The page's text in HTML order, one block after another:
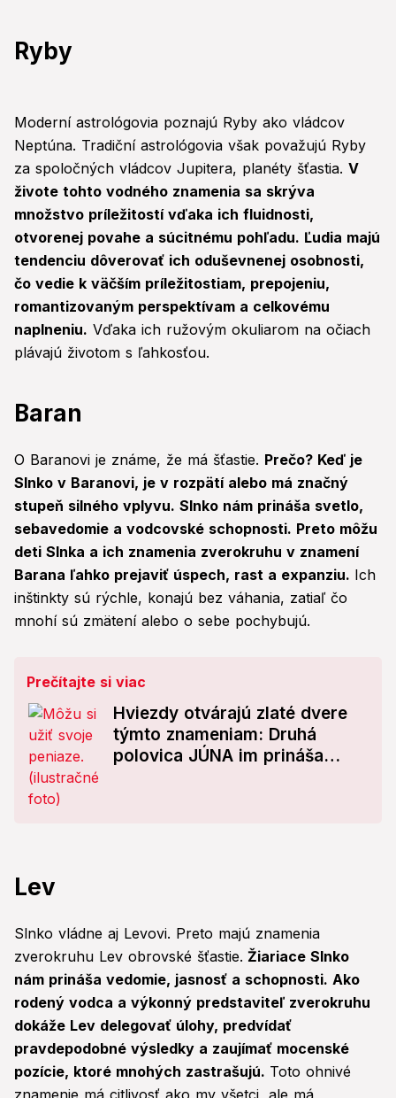
Ryby
Moderní astrológovia poznajú Ryby ako vládcov
Neptúna. Tradiční astrológovia však považujú Ryby
za spoločných vládcov Jupitera, planéty šťastia. V
živote tohto vodného znamenia sa skrýva
množstvo príležitostí vďaka ich fluidnosti,
otvorenej povahe a súcitnému pohľadu. Ľudia majú
tendenciu dôverovať ich oduševnenej osobnosti,
čo vedie k väčším príležitostiam, prepojeniu,
romantizovaným perspektívam a celkovému
naplneniu. Vďaka ich ružovým okuliarom na očiach
plávajú životom s ľahkosťou.
Baran
O Baranovi je známe, že má šťastie. Prečo? Keď je
Slnko v Baranovi, je v rozpätí alebo má značný
stupeň silného vplyvu. Slnko nám prináša svetlo,
sebavedomie a vodcovské schopnosti. Preto môžu
deti Slnka a ich znamenia zverokruhu v znamení
Barana ľahko prejaviť úspech, rast a expanziu. Ich
inštinkty sú rýchle, konajú bez váhania, zatiaľ čo
mnohí sú zmätení alebo o sebe pochybujú.
Prečítajte si viac
Hviezdy otvárajú zlaté dvere
týmto znameniam: Druhá
polovica JÚNA im prináša
Lev
Slnko vládne aj Levovi. Preto majú znamenia
zverokruhu Lev obrovské šťastie. Žiariace Slnko
nám prináša vedomie, jasnosť a schopnosti. Ako
rodený vodca a výkonný predstaviteľ zverokruhu
dokáže Lev delegovať úlohy, predvídať
pravdepodobné výsledky a zaujímať mocenské
pozície, ktoré mnohých zastrašujú. Toto ohnivé